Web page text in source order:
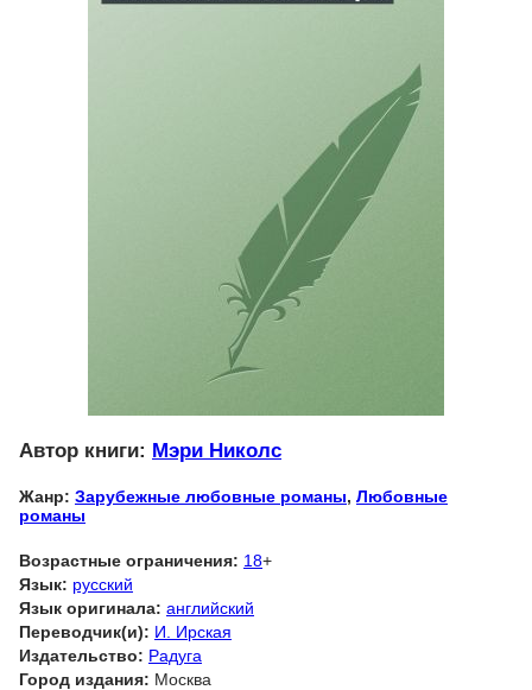
Автор книги: Мэри Николс
Жанр: Зарубежные любовные романы, Любовные
романы
Возрастные ограничения: 18+
Язык: русский
Язык оригинала: английский
Переводчик(и): И. Ирская
Издательство: Радуга
Город издания: Москва